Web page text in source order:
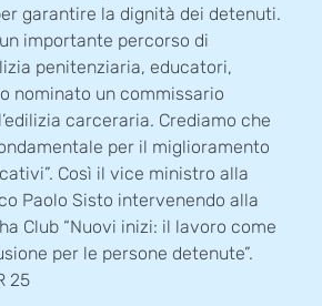
garantire la dignità dei detenuti.
importante percorso di
penitenziaria, educatori,
nominato un commissario
carceraria. Crediamo che
per il miglioramento
Così il vice ministro alla
Paolo Sisto intervenendo alla
Club “Nuovi inizi: il lavoro come
per le persone detenute”.
25